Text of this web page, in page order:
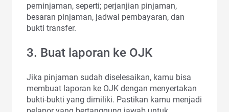
peminjaman, seperti; perjanjian pinjaman,
besaran pinjaman, jadwal pembayaran, dan
bukti transfer.
3. Buat laporan ke OJK
Jika pinjaman sudah diselesaikan, kamu bisa
membuat laporan ke OJK dengan menyertakan
bukti-bukti yang dimiliki. Pastikan kamu menjadi